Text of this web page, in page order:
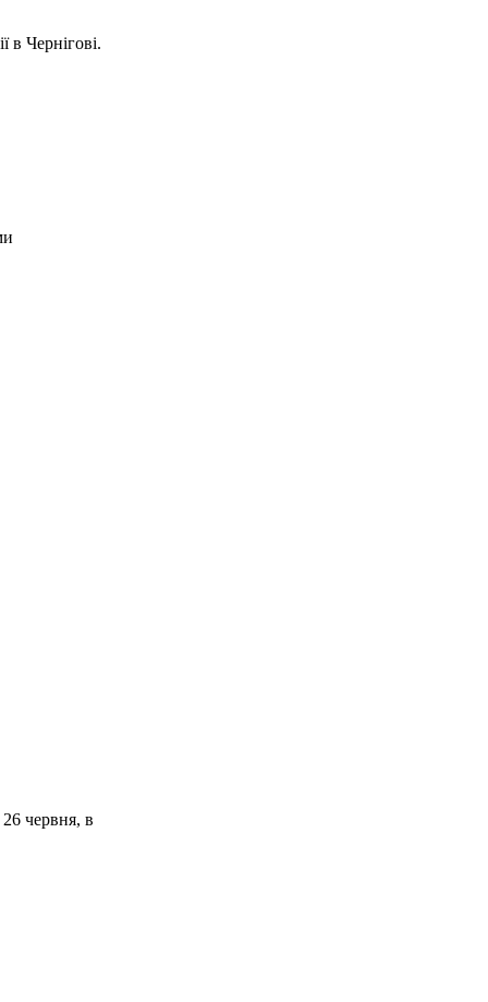
в Чернігові.
червня, в